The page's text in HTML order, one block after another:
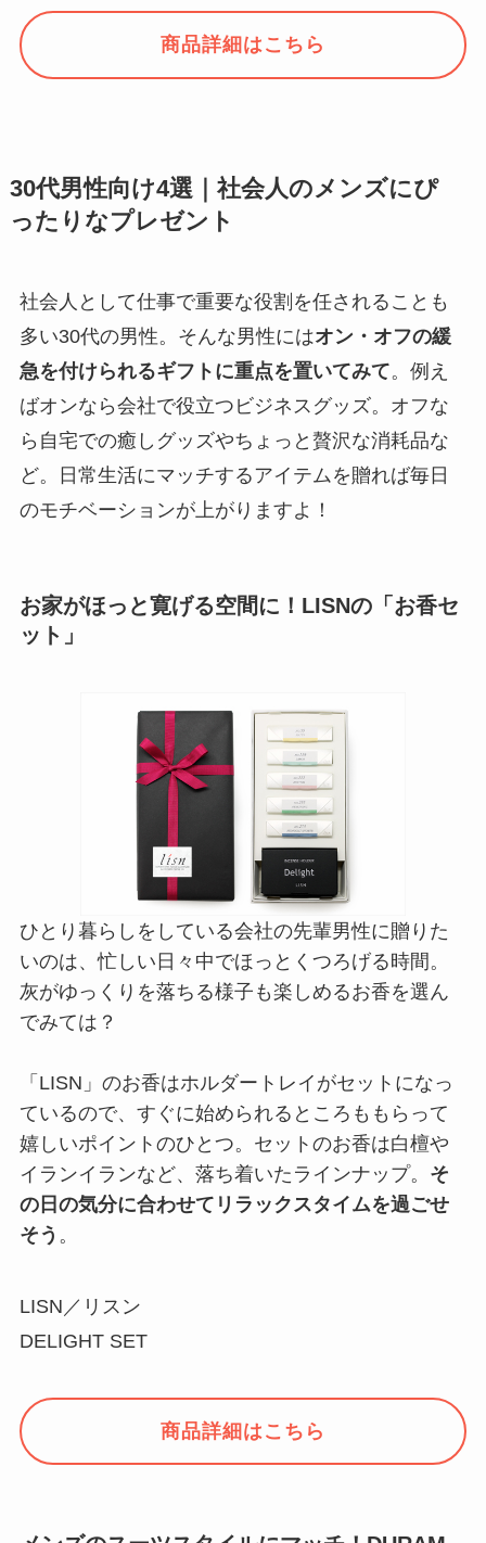
商品詳細はこちら
30代男性向け4選｜社会人のメンズにぴ
ったりなプレゼント
社会人として仕事で重要な役割を任されることも
多い30代の男性。そんな男性にはオン・オフの緩
急を付けられるギフトに重点を置いてみて。例え
ばオンなら会社で役立つビジネスグッズ。オフな
ら自宅での癒しグッズやちょっと贅沢な消耗品な
ど。日常生活にマッチするアイテムを贈れば毎日
のモチベーションが上がりますよ！
お家がほっと寛げる空間に！LISNの「お香セ
ット」
ひとり暮らしをしている会社の先輩男性に贈りた
いのは、忙しい日々中でほっとくつろげる時間。
灰がゆっくりを落ちる様子も楽しめるお香を選ん
でみては？
「LISN」のお香はホルダートレイがセットになっ
ているので、すぐに始められるところももらって
嬉しいポイントのひとつ。セットのお香は白檀や
イランイランなど、落ち着いたラインナップ。 そ
の日の気分に合わせてリラックスタイムを過ごせ
そう 。
LISN／リスン
DELIGHT SET
商品詳細はこちら